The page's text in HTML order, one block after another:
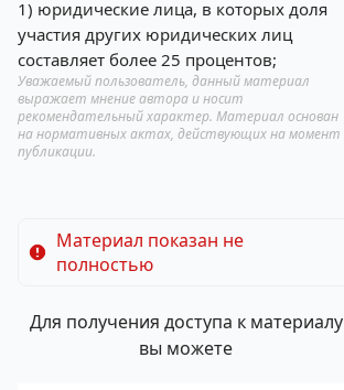
1) юридические лица, в которых доля
участия других юридических лиц
составляет более 25 процентов;
Уважаемый пользователь, данный материал
выражает мнение автора и носит
рекомендательный характер. Материал основан
на нормативных актах, действующих на момент
публикации.
Материал показан не
полностью
Для получения доступа к материалу
вы можете